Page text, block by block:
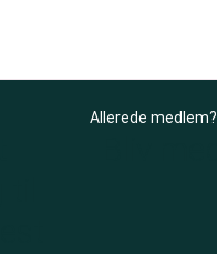
Allerede medlem?